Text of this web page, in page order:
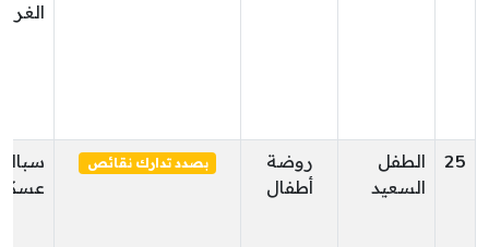
25
الطفل
السعيد
روضة
أطفال
بصدد تدارك نقائص
سبالة